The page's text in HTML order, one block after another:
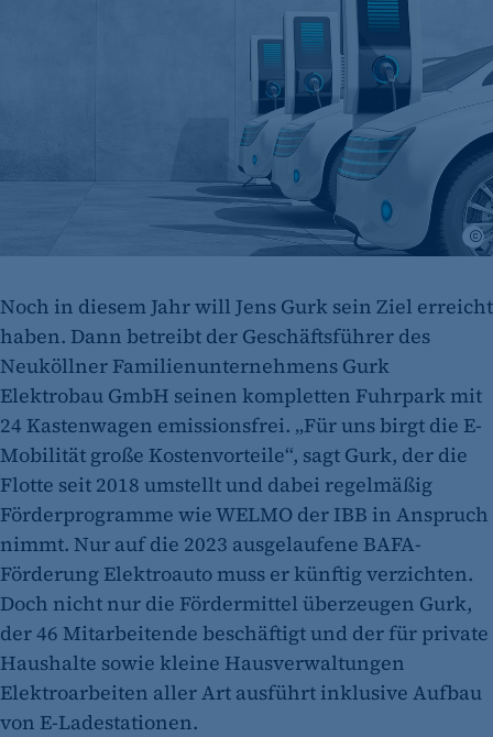
Noch in diesem Jahr will Jens Gurk sein Ziel erreicht
haben. Dann betreibt der Geschäftsführer des
Neuköllner Familienunternehmens Gurk
Elektrobau GmbH seinen kompletten Fuhrpark mit
24 Kastenwagen emissionsfrei. „Für uns birgt die E-
Mobilität große Kostenvorteile“, sagt Gurk, der die
Flotte seit 2018 umstellt und dabei regelmäßig
Förderprogramme wie WELMO der IBB in Anspruch
nimmt. Nur auf die 2023 ausgelaufene BAFA-
Förderung Elektroauto muss er künftig verzichten.
Doch nicht nur die Fördermittel überzeugen Gurk,
der 46 Mitarbeitende beschäftigt und der für private
Haushalte sowie kleine Hausverwaltungen
Elektroarbeiten aller Art ausführt inklusive Aufbau
von E-Ladestationen.